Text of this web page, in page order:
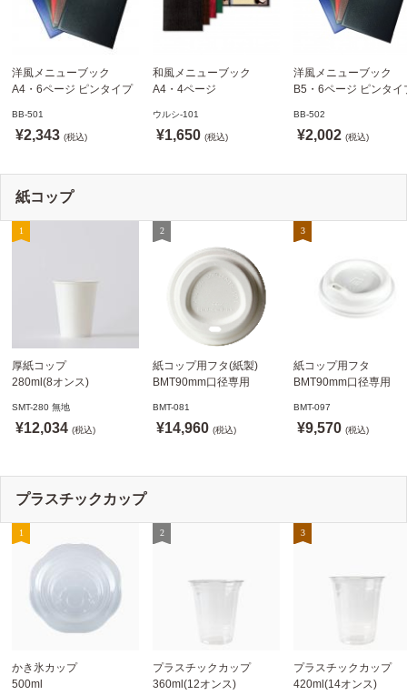
洋風メニューブック
A4・6ページ ピンタイプ
ニュー えいむ(Aim)【当日
発送可】
BB-501
¥2,343 (税込)
和風メニューブック
A4・4ページ
ウルシ-101 シンビ
(SHIMBI)【当日発送可】
ウルシ-101
¥1,650 (税込)
洋風メニューブック
B5・6ページ ピンタイ
ニュー6P えいむ(Aim)
BB-502
¥2,002 (税込)
紙コップ
厚紙コップ
280ml(8オンス)
SMT-280 無地
※沖縄・離島 送料別途
SMT-280 無地
¥12,034 (税込)
紙コップ用フタ(紙製)
BMT90mm口径専用
ドリンキングリッド
※適合品番あり ※沖縄・
BMT-081
¥14,960 (税込)
紙コップ用フタ
BMT90mm口径専用
ノーストローフタ
※適合品番あり ※沖縄
BMT-097
¥9,570 (税込)
プラスチックカップ
かき氷カップ
500ml
プラスチックカップ
360ml(12オンス)
プラスチックカップ
420ml(14オンス)